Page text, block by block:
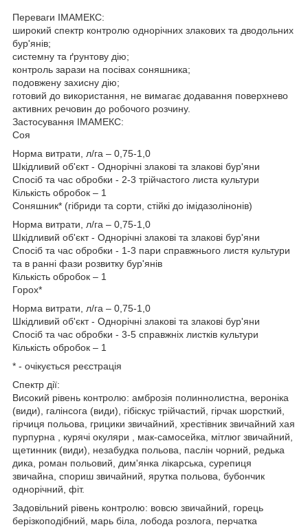
Переваги ІМАМЕКС:
широкий спектр контролю однорічних злакових та дводольних
бур'янів;
системну та ґрунтову дію;
контроль зарази на посівах соняшника;
подовжену захисну дію;
готовий до використання, не вимагає додавання поверхнево
активних речовин до робочого розчину.
Застосування ІМАМЕКС:
Соя
Норма витрати, л/га – 0,75-1,0
Шкідливий об'єкт - Однорічні злакові та злакові бур'яни
Спосіб та час обробки - 2-3 трійчастого листа культури
Кількість обробок – 1
Соняшник* (гібриди та сорти, стійкі до імідазолінонів)
Норма витрати, л/га – 0,75-1,0
Шкідливий об'єкт - Однорічні злакові та злакові бур'яни
Спосіб та час обробки - 1-3 пари справжнього листя культури
та в ранні фази розвитку бур'янів
Кількість обробок – 1
Горох*
Норма витрати, л/га – 0,75-1,0
Шкідливий об'єкт - Однорічні злакові та злакові бур'яни
Спосіб та час обробки - 3-5 справжніх листків культури
Кількість обробок – 1
* - очікується реєстрація
Спектр дії:
Високий рівень контролю: амброзія полиннолистна, вероніка
(види), галінсога (види), гібіскус трійчастий, гірчак шорсткий,
гірчиця польова, грицики звичайний, хрестівник звичайний хая
пурпурна , курячі окуляри , мак-самосейка, мітлюг звичайний,
щетинник (види), незабудка польова, паслін чорний, редька
дика, роман польовий, дим'янка лікарська, сурепиця
звичайна, спориш звичайний, ярутка польова, бубончик
однорічний, фіт.
Задовільний рівень контролю: вовсю звичайний, горець
берізкоподібний, марь біла, лобода розлога, перчатка